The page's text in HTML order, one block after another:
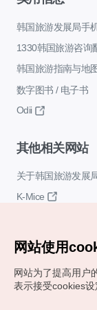
韩国旅游发展局手
1330韩国旅游咨询
韩国旅游指南与地
数字图书 / 电子书
Odii
其他相关网站
关于韩国旅游发展
K-Mice
网站使用
网站为了提高用户
表示接受cookies设